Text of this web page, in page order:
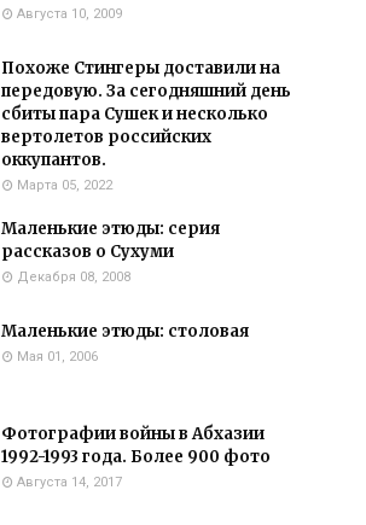
Августа 10, 2009
Похоже Стингеры доставили на
передовую. За сегодняшний день
сбиты пара Сушек и несколько
вертолетов российских
оккупантов.
Марта 05, 2022
Маленькие этюды: серия
рассказов о Сухуми
Декабря 08, 2008
Маленькие этюды: столовая
Мая 01, 2006
Фотографии войны в Абхазии
1992-1993 года. Более 900 фото
Августа 14, 2017